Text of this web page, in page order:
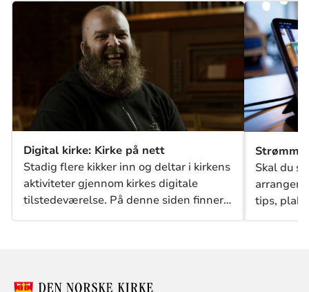
Digital kirke: Kirke på nett
Stadig flere kikker inn og deltar i kirkens
aktiviteter gjennom kirkes digitale
tilstedeværelse. På denne siden finner
du ressurser til ulike måter å
Skal du
tips,
om